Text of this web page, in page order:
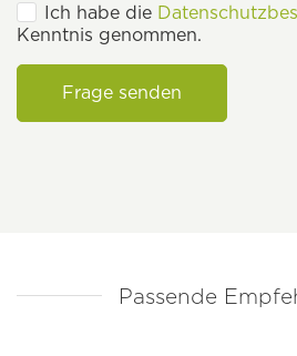
Ich habe die
Kenntnis genommen.
Frage senden
Passende